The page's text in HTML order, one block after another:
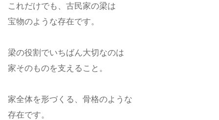
これだけでも、古民家の梁は
宝物のような存在です。
梁の役割でいちばん大切なのは
家そのものを支えること。
家全体を形づくる、骨格のような
存在です。